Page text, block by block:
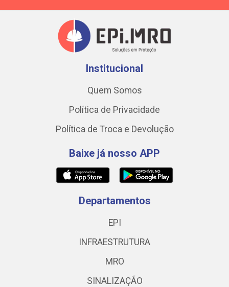
Institucional
Quem Somos
Política de Privacidade
Política de Troca e Devolução
Baixe já nosso APP
Departamentos
EPI
INFRAESTRUTURA
MRO
SINALIZAÇÃO